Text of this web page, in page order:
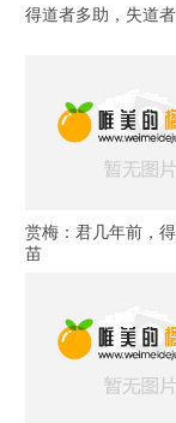
得道者多助，失道
赏梅：君几年前，
苗